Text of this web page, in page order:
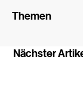
Themen
Nächster